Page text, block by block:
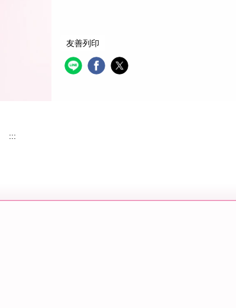
友善列印
:::